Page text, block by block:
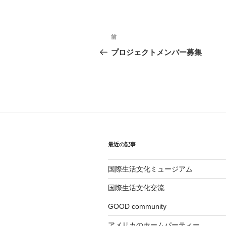
投
稿
シ
ョ
ン
前
の
前
プロジェクトメンバー募集
最近の記事
国際生活文化ミュージアム
国際生活文化交流
GOOD community